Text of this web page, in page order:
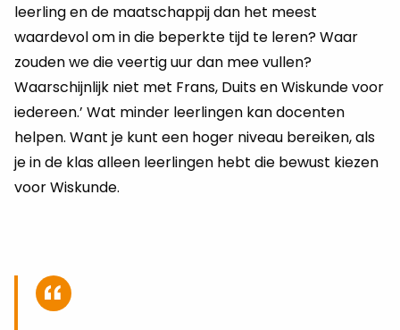
leerling en de maatschappij dan het meest
waardevol om in die beperkte tijd te leren? Waar
zouden we die veertig uur dan mee vullen?
Waarschijnlijk niet met Frans, Duits en Wiskunde voor
iedereen.’ Wat minder leerlingen kan docenten
helpen. Want je kunt een hoger niveau bereiken, als
je in de klas alleen leerlingen hebt die bewust kiezen
voor Wiskunde.